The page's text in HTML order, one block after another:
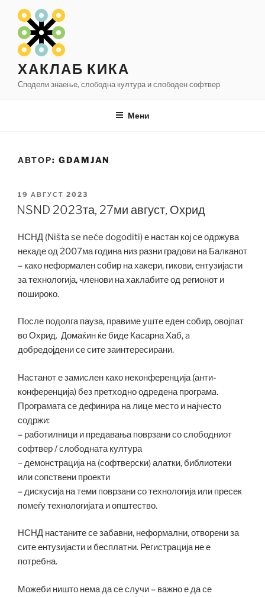
содржината
ХАКЛАБ КИКА
Сподели знаење, слободна култура и слободен софтвер
Мени
АВТОР: GDAMJAN
ОБЈАВЕНО
НА
19 АВГУСТ 2023
NSND 2023та, 27ми август, Охрид
НСНД (Ništa se neće dogoditi) е настан кој се одржува
некаде од 2007ма година низ разни градови на Балканот
– како неформален собир на хакери, гикови, ентузијасти
за технологија, членови на хаклабите од регионот и
пошироко.
После подолга пауза, правиме уште еден собир, овојпат
во Охрид. Домаќин ќе биде Касарна Хаб, a
добредојдени се сите заинтересирани.
Настанот е замислен како неконференција (анти-
конференција) без претходно одредена програмa.
Програмата се дефинира на лице место и најчесто
содржи:
– работилници и предавања поврзани со слободниот
софтвер / слободната култура
– демонстрација на (софтверски) алатки, библиотеки
или сопствени проекти
– дискусија на теми поврзани со технологија или пресек
помеѓу технологијата и општество.
НСНД настаните се забавни, неформални, отворени за
сите ентузијасти и бесплатни. Регистрација не е
потребна.
Можеби ништо нема да се случи – важно е да се